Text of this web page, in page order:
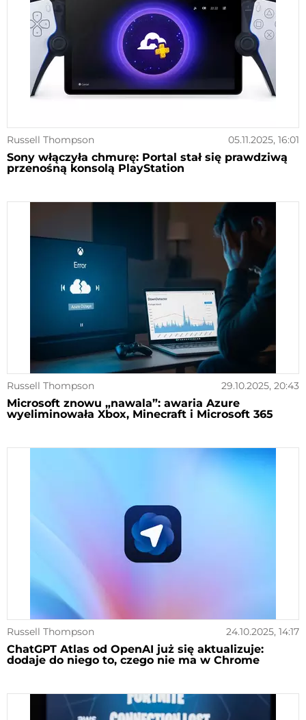
Russell Thompson 05.11.2025, 16:01
Sony włączyła chmurę: Portal stał się prawdziwą
przenośną konsolą PlayStation
Russell Thompson 29.10.2025, 20:43
Microsoft znowu „nawala”: awaria Azure
wyeliminowała Xbox, Minecraft i Microsoft 365
Russell Thompson 24.10.2025, 14:17
ChatGPT Atlas od OpenAI już się aktualizuje:
dodaje do niego to, czego nie ma w Chrome